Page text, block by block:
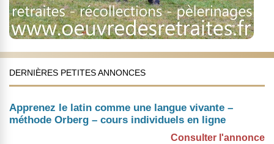
DERNIÈRES PETITES ANNONCES
Apprenez le latin comme une langue vivante –
méthode Orberg – cours individuels en ligne
Consulter l'annonce